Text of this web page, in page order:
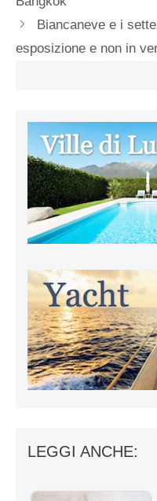
Biancaneve e i
esposizione e non in
LEGGI ANCHE: